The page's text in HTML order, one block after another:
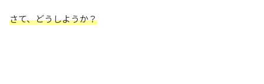
さて、どうしようか？